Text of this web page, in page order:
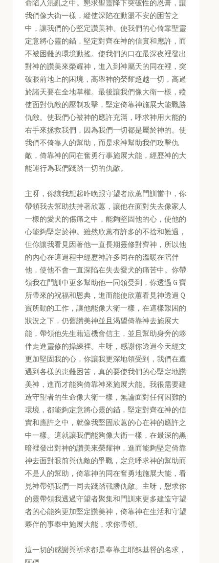
命陷入混亂之中。懇求聖靈降下突破性的恩膏，讓
我們像大衛一樣，縱使深陷在動盪不安的困苦之
中，讓我們的心堅定讚美神。使我們的心倚靠聖靈
定意將心靈的錨，堅定對齊在神的信實和應許，而
不被困難的環境動搖。使我們的口在最深夜裡發出
對神的讚美來榮耀神，進入到神屬天的同在裡，突
破眼前地上的困境，高舉神的榮耀超越一切，高過
於諸天要在全地掌權。最後讓我們像大衛一樣，縱
使面對仇敵的壓制攻擊，堅定倚靠神施展大能戰勝
仇敵。使我們心被神的應許充滿，呼求神用大能的
右手來拯救我們，因為我們一切都是屬於神的。使
我們不倚靠人的幫助，而是求神幫助我們攻擊仇
敵，倚靠神的同在奮勇行事施展大能，經歷神的大
能運行為我們踐踏一切的仇敵。
主呀，你讓我想起昨晚跟守望者欣蕙門訓當中，你
帶領我去幫助扶持著欣蕙，讓他在面對失去像家人
一樣的愛犬的傷痛之中，能夠堅固他的心，使他的
心能夠堅定於神。雖然欣蕙有許多的不捨和難過，
但你讓我看見因著他一直長期靈修對齊神，所以他
的內心在這過程中經歷神許多同在的溫暖在陪伴
他，使他不會一直深陷在失去愛犬的痛苦中。你帶
領我在門訓中更多幫助他一同領受到，你透過 G 寶
所帶來的祝福和恩典，進而能使欣蕙看見神透過 Q
寶所動的工作，讓他能像大衛一樣，在這樣艱困的
狀況之下，仍舊讚美神並且渴望倚靠神去施展大
能，帶領他先生藉這機會信主，並且幫助身旁的夥
伴走進靈修的操練裡。主呀，感謝你透過今天經文
更加堅固我的心，你讓我更深地領受到，我們在遭
遇到各樣的患難困苦，真的要使我們的心堅定地讚
美神，進而才能夠倚靠神來施展大能。我很需要建
造守望者的生命像大衛一樣，無論面對任何困難的
環境，都能夠定意將心靈的錨，堅定對齊在神的信
實和應許之中，就像我堅固欣蕙的心在神的應許之
中一樣。這就讓我們能夠像大衛一樣，在最深的黑
暗裡發出對神的讚美來榮耀神，進而能夠堅定倚靠
神去面對眼前與仇敵的爭戰，定意呼求神的幫助而
不是人的幫助，倚靠神的同在奮勇地施展大能，看
見神帶領我們一同去踐踏戰勝仇敵。主呀，懇求你
的靈帶領我透過守望者聚集和門訓來更多建造守望
者的心能夠更加堅定讚美神，倚靠神在生活和守望
夥伴的事奉中施展大能，求你帶領。
這一切的感謝與祈求都是奉靠主耶穌基督的名求，